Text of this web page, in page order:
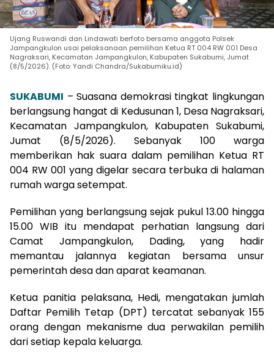
Ujang Ruswandi dan Lindawati berfoto bersama anggota Polsek
Jampangkulon usai pelaksanaan pemilihan Ketua RT 004 RW 001 Desa
Nagraksari, Kecamatan Jampangkulon, Kabupaten Sukabumi, Jumat
(8/5/2026). (Foto: Yandi Chandra/Sukabumiku.id)
SUKABUMI – Suasana demokrasi tingkat lingkungan
berlangsung hangat di Kedusunan 1, Desa Nagraksari,
Kecamatan Jampangkulon, Kabupaten Sukabumi,
Jumat (8/5/2026). Sebanyak 100 warga
memberikan hak suara dalam pemilihan Ketua RT
004 RW 001 yang digelar secara terbuka di halaman
rumah warga setempat.
Pemilihan yang berlangsung sejak pukul 13.00 hingga
15.00 WIB itu mendapat perhatian langsung dari
Camat Jampangkulon, Dading, yang hadir
memantau jalannya kegiatan bersama unsur
pemerintah desa dan aparat keamanan.
Ketua panitia pelaksana, Hedi, mengatakan jumlah
Daftar Pemilih Tetap (DPT) tercatat sebanyak 155
orang dengan mekanisme dua perwakilan pemilih
dari setiap kepala keluarga.